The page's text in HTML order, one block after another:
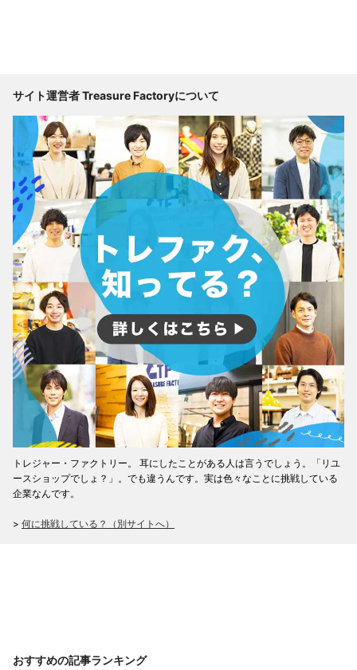
サイト運営者 Treasure Factoryについて
トレジャー・ファクトリー。 耳にしたことがある人は言うでしょう。「リユ
ースショップでしょ？」。でも違うんです。実は色々なことに挑戦している
企業なんです。
> 何に挑戦している？（別サイトへ）
おすすめの記事ランキング